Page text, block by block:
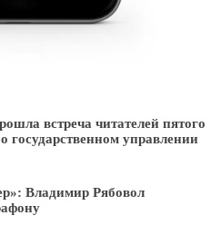
встреча читателей пятого
управлении
Владимир Рябовол